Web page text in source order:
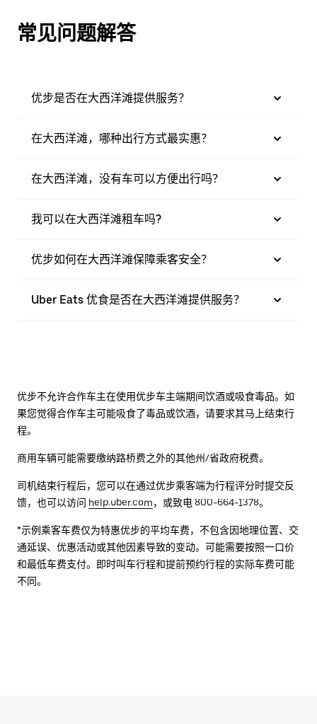
常见问题解答
优步是否在大西洋滩提供服务？
在大西洋滩，哪种出行方式最实惠？
在大西洋滩，没有车可以方便出行吗？
我可以在大西洋滩租车吗?
优步如何在大西洋滩保障乘客安全？
Uber Eats 优食是否在大西洋滩提供服务？
优步不允许合作车主在使用优步车主端期间饮酒或吸食毒品。如
果您觉得合作车主可能吸食了毒品或饮酒，请要求其马上结束行
程。
商用车辆可能需要缴纳路桥费之外的其他州/省政府税费。
司机结束行程后，您可以在通过优步乘客端为行程评分时提交反
馈，也可以访问 help.uber.com，或致电 800-664-1378。
*示例乘客车费仅为特惠优步的平均车费，不包含因地理位置、交
通延误、优惠活动或其他因素导致的变动。可能需要按照一口价
和最低车费支付。即时叫车行程和提前预约行程的实际车费可能
不同。